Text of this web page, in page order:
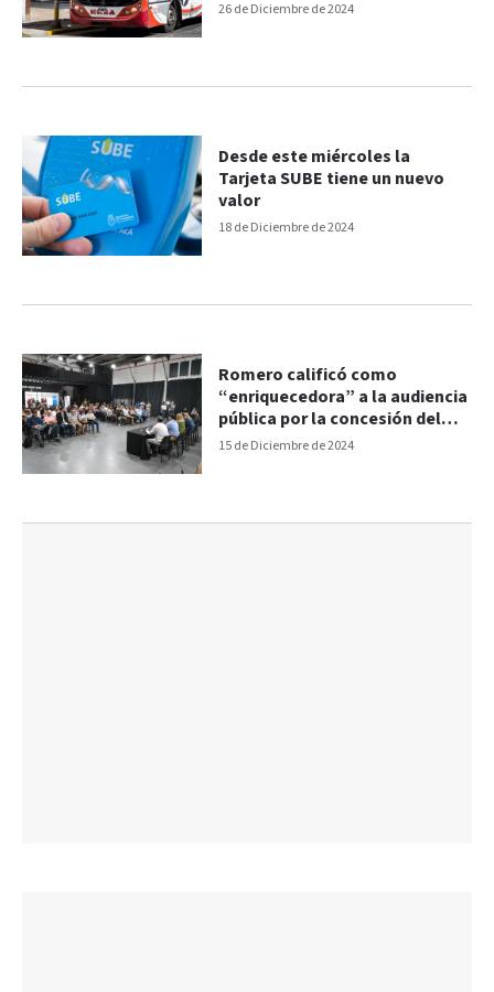
26 de Diciembre de 2024
pasajeros en Paraná
18 de Diciembre de 2024
Desde este miércoles la
Tarjeta SUBE tiene un nuevo
valor
15 de Diciembre de 2024
Romero calificó como
“enriquecedora” a la audiencia
pública por la concesión del
servicio de colectivos urbanos